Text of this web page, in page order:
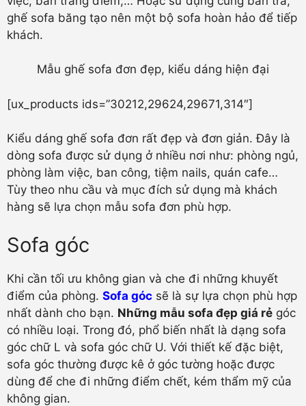
ghế sofa băng tạo nên một bộ sofa hoàn hảo để tiếp
khách.
Mẫu ghế sofa đơn đẹp, kiểu dáng hiện đại
[ux_products ids=”30212,29624,29671,314″]
Kiểu dáng ghế sofa đơn rất đẹp và đơn giản. Đây là
dòng sofa được sử dụng ở nhiều nơi như: phòng ngủ,
phòng làm việc, ban công, tiệm nails, quán cafe…
Tùy theo nhu cầu và mục đích sử dụng mà khách
hàng sẽ lựa chọn mẫu sofa đơn phù hợp.
Sofa góc
Khi cần tối ưu không gian và che đi những khuyết
điểm của phòng. Sofa góc sẽ là sự lựa chọn phù hợp
nhất dành cho bạn. Những mẫu sofa đẹp giá rẻ góc
có nhiều loại. Trong đó, phổ biến nhất là dạng sofa
góc chữ L và sofa góc chữ U. Với thiết kế đặc biệt,
sofa góc thường được kê ở góc tường hoặc được
dùng để che đi những điểm chết, kém thẩm mỹ của
không gian.